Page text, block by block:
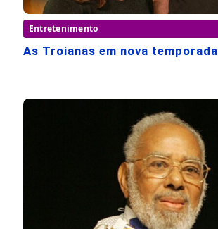
Entretenimento
As Troianas em nova temporada